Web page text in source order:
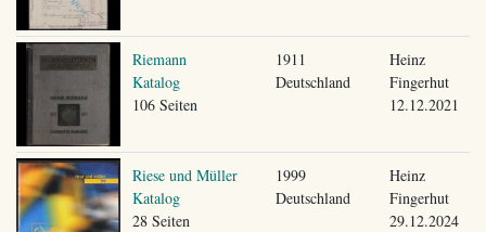
Riemann
Katalog
106 Seiten
1911
Deutschland
Heinz
Fingerhut
12.12.2021
Riese und Müller
Katalog
28 Seiten
1999
Deutschland
Heinz
Fingerhut
29.12.2024